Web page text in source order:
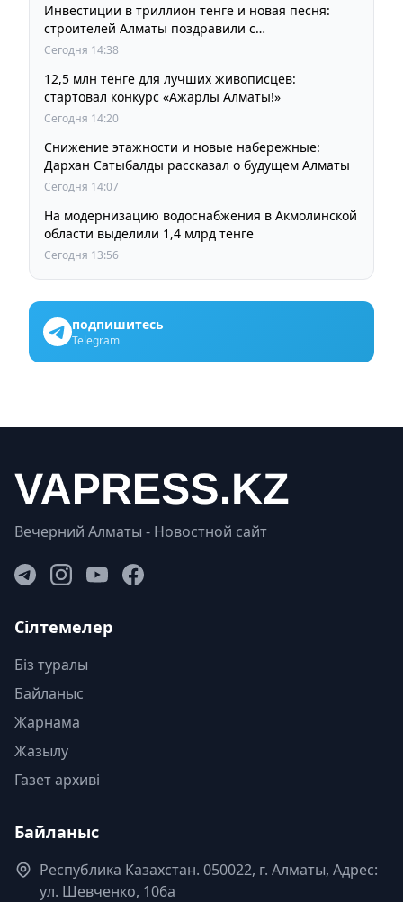
Инвестиции в триллион тенге и новая песня:
строителей Алматы поздравили с
профессиональным праздником
Сегодня 14:38
12,5 млн тенге для лучших живописцев:
стартовал конкурс «Ажарлы Алматы!»
Сегодня 14:20
Снижение этажности и новые набережные:
Дархан Сатыбалды рассказал о будущем Алматы
Сегодня 14:07
На модернизацию водоснабжения в Акмолинской
области выделили 1,4 млрд тенге
Сегодня 13:56
подпишитесь
Telegram
Вечерний Алматы - Новостной сайт
Сілтемелер
Біз туралы
Байланыс
Жарнама
Жазылу
Газет архиві
Байланыс
Республика Казахстан. 050022, г. Алматы, Адрес:
ул. Шевченко, 106а